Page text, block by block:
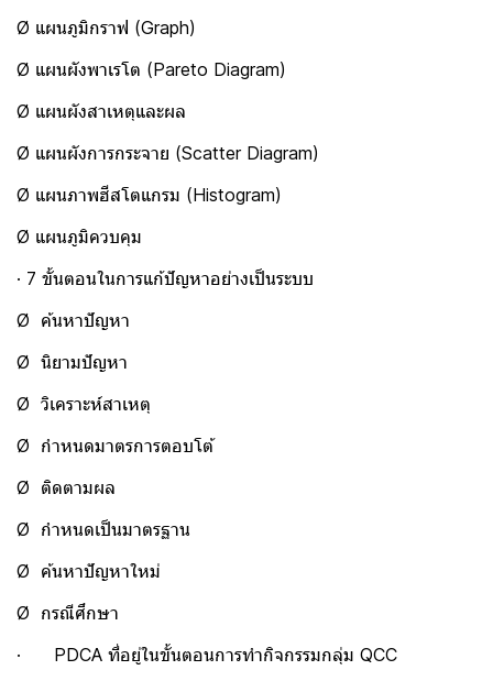
Ø แผนภูมิกราฟ (Graph)
Ø แผนผังพาเรโต (Pareto Diagram)
Ø แผนผังสาเหตุและผล
Ø แผนผังการกระจาย (Scatter Diagram)
Ø แผนภาพฮีสโตแกรม (Histogram)
Ø แผนภูมิควบคุม
· 7 ขั้นตอนในการแก้ปัญหาอย่างเป็นระบบ
Ø ค้นหาปัญหา
Ø นิยามปัญหา
Ø วิเคราะห์สาเหตุ
Ø กำหนดมาตรการตอบโต้
Ø ติดตามผล
Ø กำหนดเป็นมาตรฐาน
Ø ค้นหาปัญหาใหม่
Ø กรณีศึกษา
· PDCA ที่อยู่ในขั้นตอนการทำกิจกรรมกลุ่ม QCC